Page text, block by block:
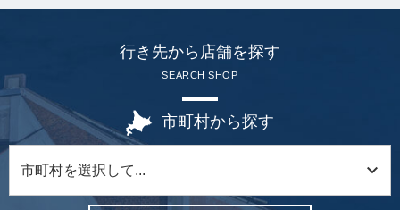
行き先から店舗を探す
SEARCH SHOP
市町村から探す